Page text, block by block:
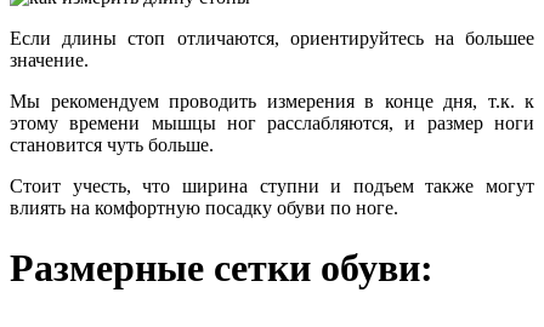
Если длины стоп отличаются, ориентируйтесь на большее
значение.
Мы рекомендуем проводить измерения в конце дня, т.к. к
этому времени мышцы ног расслабляются, и размер ноги
становится чуть больше.
Стоит учесть, что ширина ступни и подъем также могут
влиять на комфортную посадку обуви по ноге.
Размерные сетки обуви: